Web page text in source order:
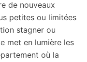
de nouveaux
petites ou limitées
stagner ou
met en lumière les
où la